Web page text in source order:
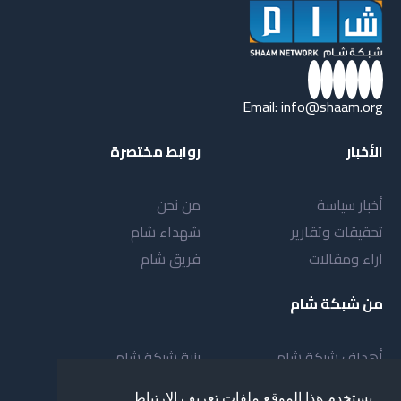
يستخدم هذا الموقع ملفات تعريف الارتباط
Email:info@shaam.org
الأخبار
أخبار سياسة
تحقيقات وتقارير
آراء ومقالات
روابط مختصرة
من نحن
شهداء شام
فريق شام
من شبكة شام
أهداف شبكة شام
بنية شبكة شام